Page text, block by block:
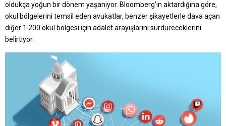
oldukça yoğun bir dönem yaşanıyor. Bloomberg’in aktardığına göre,
okul bölgelerini temsil eden avukatlar, benzer şikayetlerle dava açan
diğer 1.200 okul bölgesi için adalet arayışlarını sürdüreceklerini
belirtiyor.